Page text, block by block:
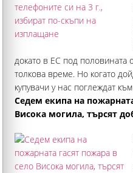
докато в ЕС под половината
толкова време. Но когато
купувачи у нас поглеждат
изследвания на
компании
Седем екипа на
Висока могила, търсят